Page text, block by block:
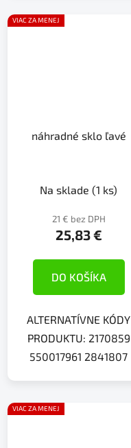
VIAC ZA MENEJ
náhradné sklo ľavé
Na sklade (1 ks)
21 € bez DPH
25,83 €
DO KOŠÍKA
ALTERNATÍVNE KÓDY
PRODUKTU: 2170859
550017961 2841807
VIAC ZA MENEJ